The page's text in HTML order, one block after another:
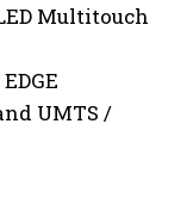
Multitouch
UMTS /